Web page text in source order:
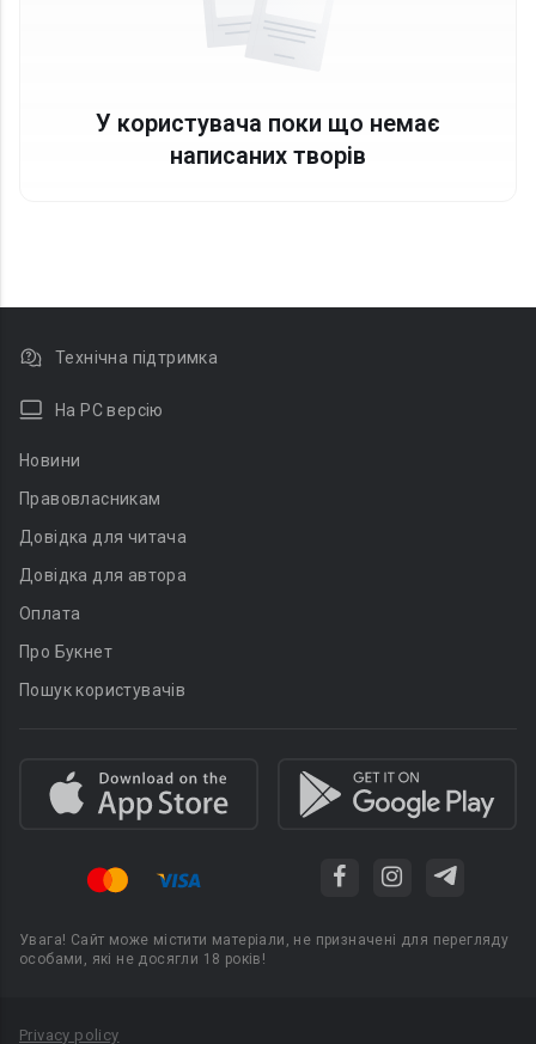
У користувача поки що немає
написаних творів
Технічна підтримка
На PC версію
Новини
Правовласникам
Довідка для читача
Довідка для автора
Оплата
Про Букнет
Пошук користувачів
Увага! Сайт може містити матеріали, не призначені для перегляду
особами, які не досягли 18 років!
Privacy policy